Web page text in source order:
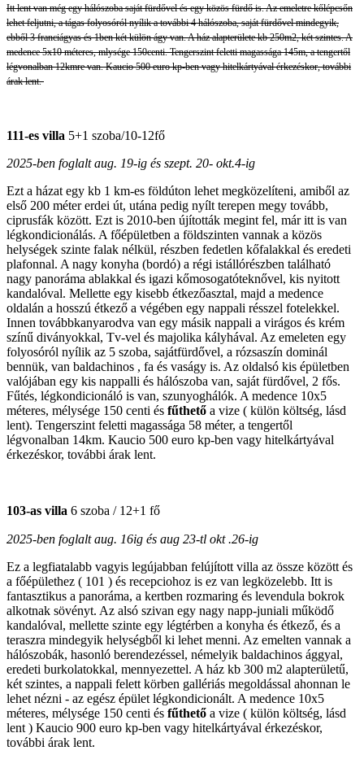
Itt lent van még egy hálószoba saját fürdővel és egy közös fürdő is. Az emeletre kőlépcsőn
lehet feljutni, a tágas folyosóról nyílik a további 4 hálószoba, saját fürdővel mindegyik,
ebből 3 franciágyas és 1ben két külön ágy van. A ház alapterülete kb 250m2, két szintes. A
medence 5x10 méteres, mlysége 150centi. Tengerszint feletti magassága 145m, a tengertől
légvonalban 12kmre van. Kaucio 500 euro kp-ben vagy hitelkártyával érkezéskor, további
árak lent.
111-es villa 5+1 szoba/10-12fő
2025-ben foglalt aug. 19-ig és szept. 20- okt.4-ig
Ezt a házat egy kb 1 km-es földúton lehet megközelíteni, amiből az
első 200 méter erdei út, utána pedig nyílt terepen megy tovább,
ciprusfák között. Ezt is 2010-ben újították megint fel, már itt is van
légkondicionálás. A főépületben a földszinten vannak a közös
helységek szinte falak nélkül, részben fedetlen kőfalakkal és eredeti
plafonnal. A nagy konyha (bordó) a régi istállórészben található
nagy panoráma ablakkal és igazi kőmosogatóteknővel, kis nyitott
kandalóval. Mellette egy kisebb étkezőasztal, majd a medence
oldalán a hosszú étkező a végében egy nappali résszel fotelekkel.
Innen továbbkanyarodva van egy másik nappali a virágos és krém
színű diványokkal, Tv-vel és majolika kályhával. Az emeleten egy
folyosóról nyílik az 5 szoba, sajátfürdővel, a rózsaszín dominál
bennük, van baldachinos , fa és vaságy is. Az oldalsó kis épületben
valójában egy kis nappalli és hálószoba van, saját fürdővel, 2 fős.
Fűtés, légkondicionáló is van, szunyoghálók. A medence 10x5
méteres, mélysége 150 centi és fűthető a vize ( külön költség, lásd
lent). Tengerszint feletti magassága 58 méter, a tengertől
légvonalban 14km. Kaucio 500 euro kp-ben vagy hitelkártyával
érkezéskor, további árak lent.
103-as villa 6 szoba / 12+1 fő
2025-ben foglalt aug. 16ig és aug 23-tl okt .26-ig
Ez a legfiatalabb vagyis legújabban felújított villa az össze között és
a főépülethez ( 101 ) és recepciohoz is ez van legközelebb. Itt is
fantasztikus a panoráma, a kertben rozmaring és levendula bokrok
alkotnak sövényt. Az alsó szivan egy nagy napp-juniali működő
kandalóval, mellette szinte egy légtérben a konyha és étkező, és a
teraszra mindegyik helységből ki lehet menni. Az emelten vannak a
hálószobák, hasonló berendezéssel, némelyik baldachinos ággyal,
eredeti burkolatokkal, mennyezettel. A ház kb 300 m2 alapterületű,
két szintes, a nappali felett körben gallériás megoldással ahonnan le
lehet nézni - az egész épület légkondicionált. A medence 10x5
méteres, mélysége 150 centi és fűthető a vize ( külön költség, lásd
lent ) Kaucio 900 euro kp-ben vagy hitelkártyával érkezéskor,
további árak lent.